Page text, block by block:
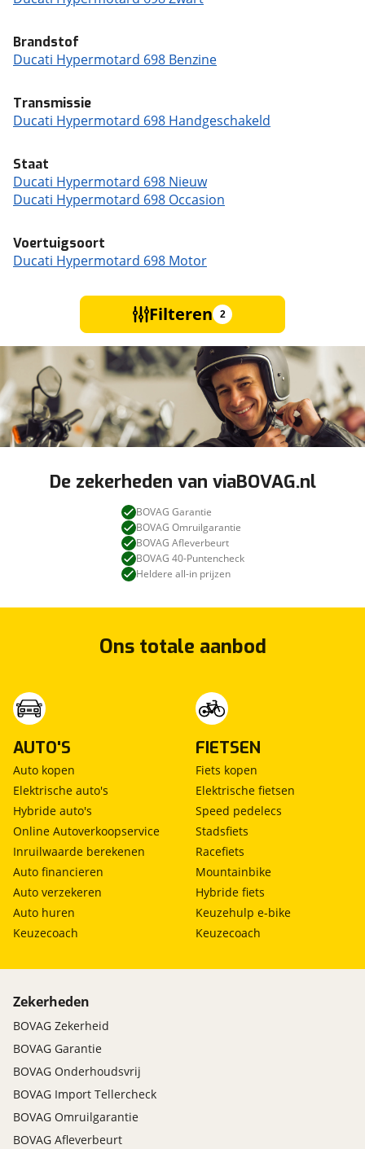
Brandstof
Ducati Hypermotard 698 Benzine
Transmissie
Ducati Hypermotard 698 Handgeschakeld
Staat
Ducati Hypermotard 698 Nieuw
Ducati Hypermotard 698 Occasion
Voertuigsoort
Ducati Hypermotard 698 Motor
Filteren 2
De zekerheden van viaBOVAG.nl
BOVAG Garantie
BOVAG Omruilgarantie
BOVAG Afleverbeurt
BOVAG 40-Puntencheck
Heldere all-in prijzen
Ons totale aanbod
AUTO'S
Auto kopen
Elektrische auto's
Hybride auto's
Online Autoverkoopservice
Inruilwaarde berekenen
Auto financieren
Auto verzekeren
Auto huren
Keuzecoach
FIETSEN
Fiets kopen
Elektrische fietsen
Speed pedelecs
Stadsfiets
Racefiets
Mountainbike
Hybride fiets
Keuzehulp e-bike
Keuzecoach
Zekerheden
BOVAG Zekerheid
BOVAG Garantie
BOVAG Onderhoudsvrij
BOVAG Import Tellercheck
BOVAG Omruilgarantie
BOVAG Afleverbeurt